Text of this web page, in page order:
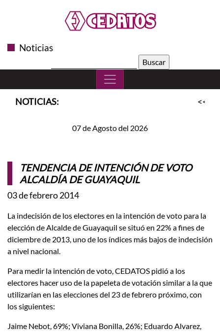
Noticias
NOTICIAS: <<
07 de Agosto del 2026
TENDENCIA DE INTENCIÓN DE VOTO
ALCALDÍA DE GUAYAQUIL
03 de febrero 2014
La indecisión de los electores en la intención de voto para la
elección de Alcalde de Guayaquil se situó en 22% a fines de
diciembre de 2013, uno de los índices más bajos de indecisión
a nivel nacional.
Para medir la intención de voto, CEDATOS pidió a los
electores hacer uso de la papeleta de votación similar a la que
utilizarían en las elecciones del 23 de febrero próximo, con
los siguientes:
Jaime Nebot, 69%; Viviana Bonilla, 26%; Eduardo Alvarez,